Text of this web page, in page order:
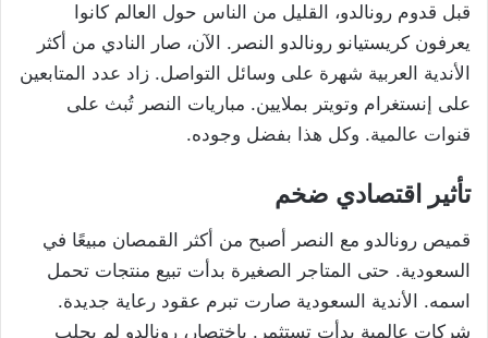
قبل قدوم رونالدو، القليل من الناس حول العالم كانوا
يعرفون كريستيانو رونالدو النصر. الآن، صار النادي من أكثر
الأندية العربية شهرة على وسائل التواصل. زاد عدد المتابعين
على إنستغرام وتويتر بملايين. مباريات النصر تُبث على
قنوات عالمية. وكل هذا بفضل وجوده.
تأثير اقتصادي ضخم
قميص رونالدو مع النصر أصبح من أكثر القمصان مبيعًا في
السعودية. حتى المتاجر الصغيرة بدأت تبيع منتجات تحمل
اسمه. الأندية السعودية صارت تبرم عقود رعاية جديدة.
شركات عالمية بدأت تستثمر. باختصار، رونالدو لم يجلب